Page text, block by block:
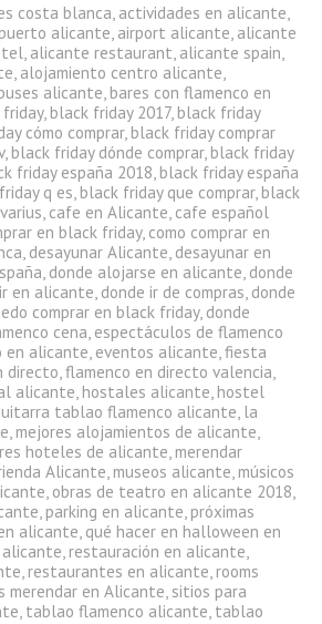
costa blanca, actividades en alicante,
alicante, airport alicante, alicante
, alicante restaurant, alicante spain,
, alojamiento centro alicante,
alicante, bares con flamenco en
, black friday 2017, black friday
cómo comprar, black friday comprar
, black friday dónde comprar, black friday
friday españa 2018, black friday españa
q es, black friday que comprar, black
, cafe en Alicante, cafe español
en black friday, como comprar en
, desayunar Alicante, desayunar en
, donde alojarse en alicante, donde
en alicante, donde ir de compras, donde
comprar en black friday, donde
cena, espectáculos de flamenco
en alicante, eventos alicante,fiesta
directo,flamenco en directo valencia,
alicante, hostales alicante, hostel
tablao flamenco alicante, la
, mejores alojamientos de alicante,
hoteles de alicante, merendar
Alicante, museos alicante, músicos
, obras de teatro en alicante 2018,
, parking en alicante, próximas
alicante, qué hacer en halloween en
, restauración en alicante,
, restaurantes en alicante, rooms
merendar en Alicante, sitios para
, tablao flamenco alicante, tablao